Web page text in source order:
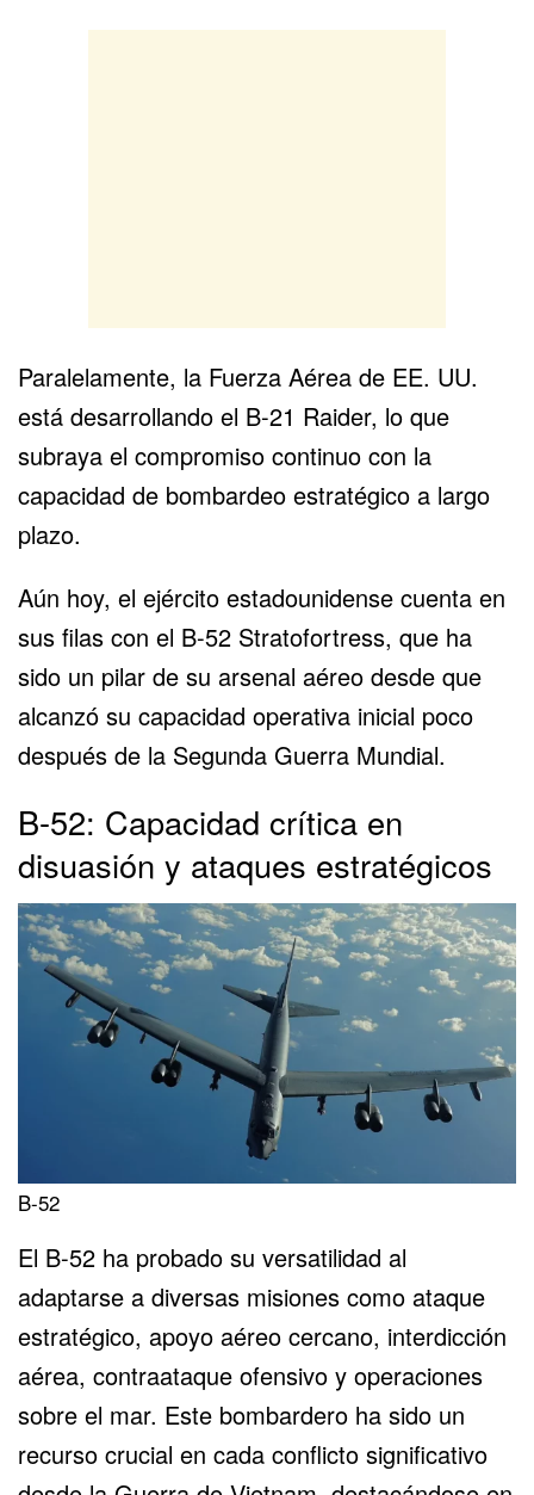
Paralelamente, la Fuerza Aérea de EE. UU.
está desarrollando el B-21 Raider, lo que
subraya el compromiso continuo con la
capacidad de bombardeo estratégico a largo
plazo.
Aún hoy, el ejército estadounidense cuenta en
sus filas con el B-52 Stratofortress, que ha
sido un pilar de su arsenal aéreo desde que
alcanzó su capacidad operativa inicial poco
después de la Segunda Guerra Mundial.
B-52: Capacidad crítica en
disuasión y ataques estratégicos
B-52
El B-52 ha probado su versatilidad al
adaptarse a diversas misiones como ataque
estratégico, apoyo aéreo cercano, interdicción
aérea, contraataque ofensivo y operaciones
sobre el mar. Este bombardero ha sido un
recurso crucial en cada conflicto significativo